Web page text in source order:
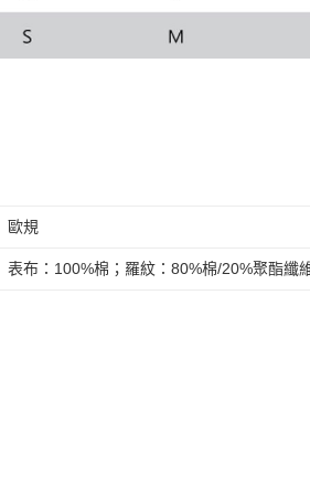
歐規
表布：100%棉；羅紋：80%棉/20%聚酯纖